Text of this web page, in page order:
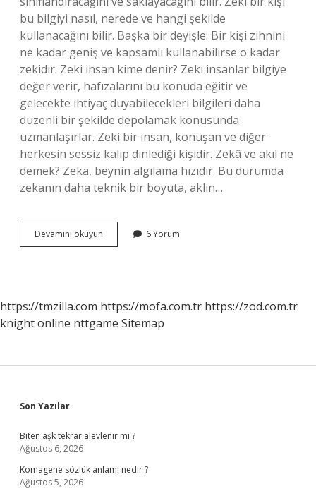
bu bilgiyi nasıl, nerede ve hangi şekilde
kullanacağını bilir. Başka bir deyişle: Bir kişi zihnini
ne kadar geniş ve kapsamlı kullanabilirse o kadar
zekidir. Zeki insan kime denir? Zeki insanlar bilgiye
değer verir, hafızalarını bu konuda eğitir ve
gelecekte ihtiyaç duyabilecekleri bilgileri daha
düzenli bir şekilde depolamak konusunda
uzmanlaşırlar. Zeki bir insan, konuşan ve diğer
herkesin sessiz kalıp dinlediği kişidir. Zekâ ve akıl ne
demek? Zeka, beynin algılama hızıdır. Bu durumda
zekanın daha teknik bir boyuta, aklın…
Devamını okuyun
Ve
6 Yorum
https://tmzilla.com https://mofa.com.tr https://zod.com.tr
knight online nttgame Sitemap
Sidebar
Son Yazılar
Biten aşk tekrar alevlenir mi ?
Ağustos 6, 2026
Komagene sözlük anlamı nedir ?
Ağustos 5, 2026